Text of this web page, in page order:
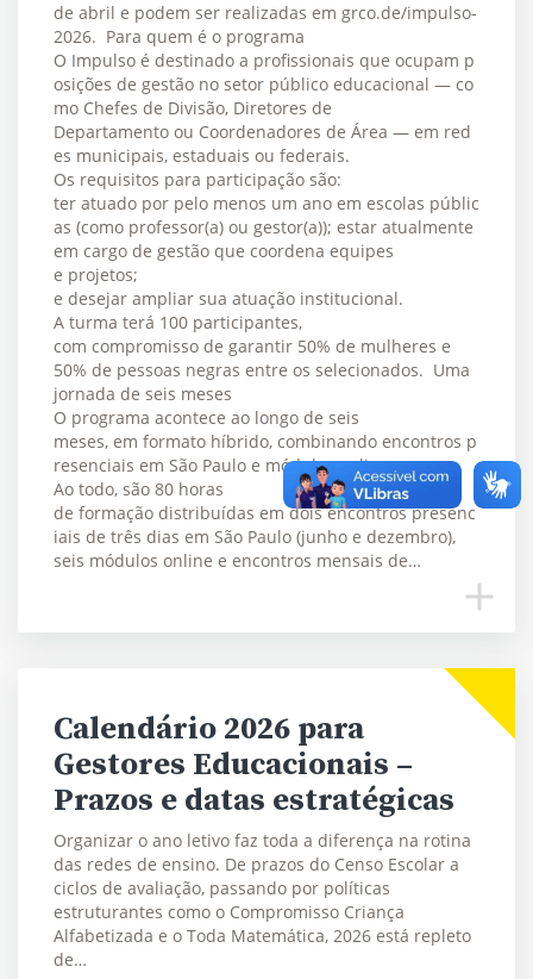
de abril e podem ser realizadas em grco.de/impulso-
2026. Para quem é o programa
O Impulso é destinado a profissionais que ocupam p
osições de gestão no setor público educacional — co
mo Chefes de Divisão, Diretores de
Departamento ou Coordenadores de Área — em red
es municipais, estaduais ou federais.
Os requisitos para participação são:
ter atuado por pelo menos um ano em escolas públic
as (como professor(a) ou gestor(a)); estar atualmente
em cargo de gestão que coordena equipes
e projetos;
e desejar ampliar sua atuação institucional.
A turma terá 100 participantes,
com compromisso de garantir 50% de mulheres e
50% de pessoas negras entre os selecionados. Uma
jornada de seis meses
O programa acontece ao longo de seis
meses, em formato híbrido, combinando encontros p
resenciais em São Paulo e módulos online.
Ao todo, são 80 horas
de formação distribuídas em dois encontros presenc
iais de três dias em São Paulo (junho e dezembro),
seis módulos online e encontros mensais de…
Calendário 2026 para
Gestores Educacionais –
Prazos e datas estratégicas
Organizar o ano letivo faz toda a diferença na rotina
das redes de ensino. De prazos do Censo Escolar a
ciclos de avaliação, passando por políticas
estruturantes como o Compromisso Criança
Alfabetizada e o Toda Matemática, 2026 está repleto
de…